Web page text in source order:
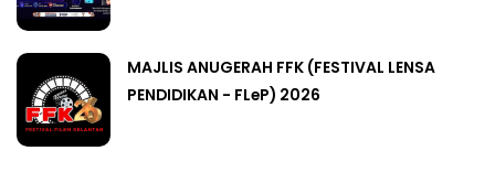
MAJLIS ANUGERAH FFK (FESTIVAL LENSA
PENDIDIKAN - FLeP) 2026